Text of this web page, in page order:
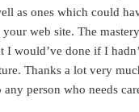
as ones which could
web site. The
I would’ve done if I
Thanks a lot very
person who needs